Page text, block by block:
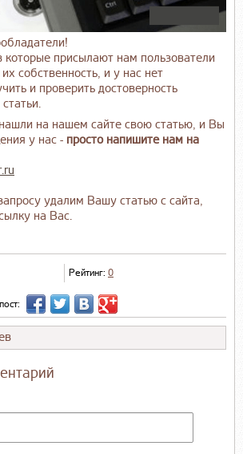
присылают нам пользователи
собственность, и у нас нет
и проверить достоверность
на нашем сайте свою статью, и Вы
у нас - просто напишите нам на
удалим Вашу статью с сайта,
на Вас.
Рейтинг: 0